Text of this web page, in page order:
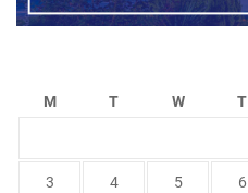
M T W T
3 4 5 6